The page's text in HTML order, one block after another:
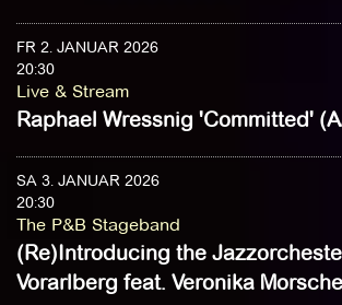
FR 2. JANUAR 2026
20:30
Live & Stream
Raphael Wressnig 'Committed'
SA 3. JANUAR 2026
20:30
The P&B Stageband
(Re)Introducing the
Vorarlberg feat. Veronika